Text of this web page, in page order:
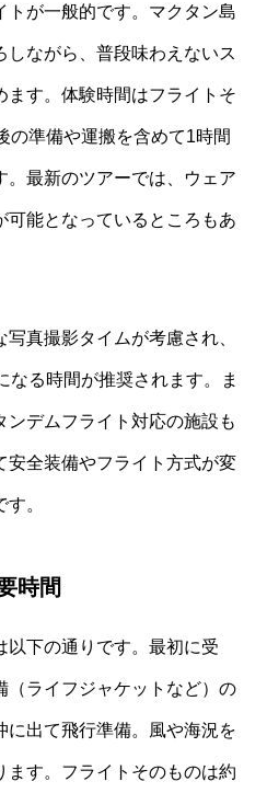
トが一般的です。マクタン島
しながら、普段味わえないス
ます。体験時間はフライトそ
の準備や運搬を含めて1時間
。最新のツアーでは、ウェア
可能となっているところもあ
真撮影タイムが考慮され、
なる時間が推奨されます。ま
ンデムフライト対応の施設も
安全装備やフライト方式が変
。
時間
以下の通りです。最初に受
（ライフジャケットなど）の
に出て飛行準備。風や海況を
ます。フライトそのものは約